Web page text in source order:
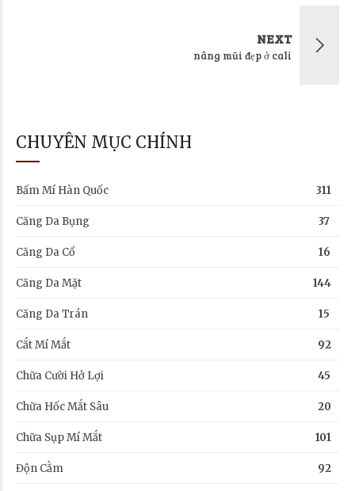
NEXT
nâng mũi đẹp ở cali
CHUYÊN MỤC CHÍNH
Bấm Mí Hàn Quốc 311
Căng Da Bụng 37
Căng Da Cổ 16
Căng Da Mặt 144
Căng Da Trán 15
Cắt Mí Mắt 92
Chữa Cười Hở Lợi 45
Chữa Hốc Mắt Sâu 20
Chữa Sụp Mí Mắt 101
Độn Cằm 92